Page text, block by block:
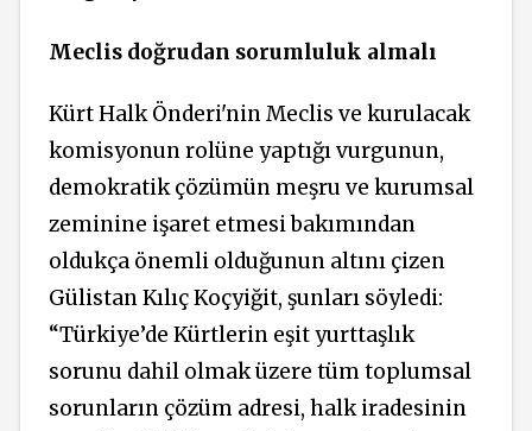
Meclis doğrudan sorumluluk almalı
Kürt Halk Önderi'nin Meclis ve kurulacak
komisyonun rolüne yaptığı vurgunun,
demokratik çözümün meşru ve kurumsal
zeminine işaret etmesi bakımından
oldukça önemli olduğunun altını çizen
Gülistan Kılıç Koçyiğit, şunları söyledi:
“Türkiye’de Kürtlerin eşit yurttaşlık
sorunu dahil olmak üzere tüm toplumsal
sorunların çözüm adresi, halk iradesinin